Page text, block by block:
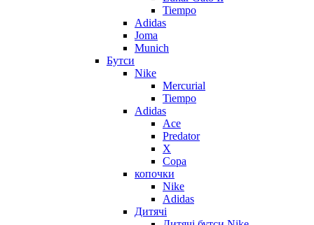
Tiempo
Adidas
Joma
Munich
Бутси
Nike
Mercurial
Tiempo
Adidas
Ace
Predator
X
Copa
копочки
Nike
Adidas
Дитячі